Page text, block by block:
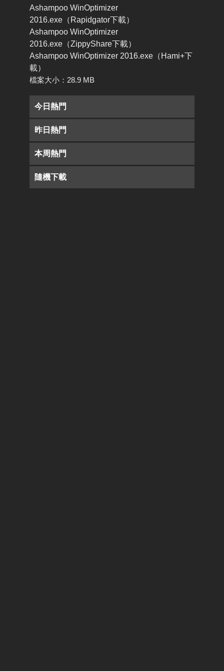
Ashampoo WinOptimizer
2016.exe（Rapidgator下載）
Ashampoo WinOptimizer
2016.exe（ZippyShare下載）
Ashampoo WinOptimizer 2016.exe（Hami+下
載）
檔案大小：28.9 MB
今日熱門
昨日熱門
本周熱門
隨機下載